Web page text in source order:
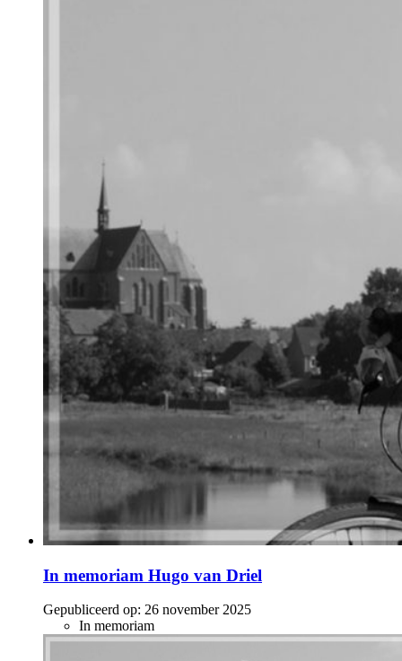
In memoriam Hugo van Driel
Gepubliceerd op: 26 november 2025
In memoriam